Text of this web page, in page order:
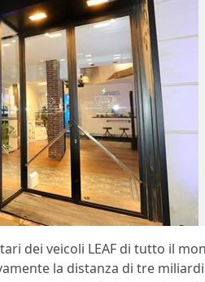
dei veicoli LEAF di tutto il
la distanza di tre